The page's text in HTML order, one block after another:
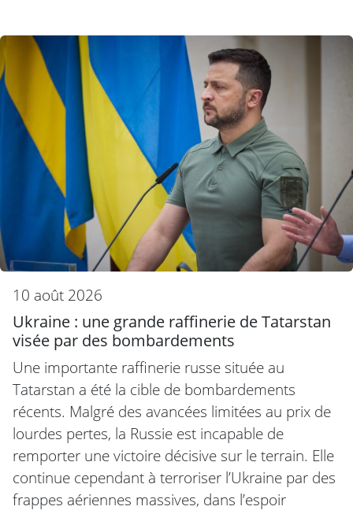
10 août 2026
Ukraine : une grande raffinerie de Tatarstan
visée par des bombardements
Une importante raffinerie russe située au
Tatarstan a été la cible de bombardements
récents. Malgré des avancées limitées au prix de
lourdes pertes, la Russie est incapable de
remporter une victoire décisive sur le terrain. Elle
continue cependant à terroriser l’Ukraine par des
frappes aériennes massives, dans l’espoir